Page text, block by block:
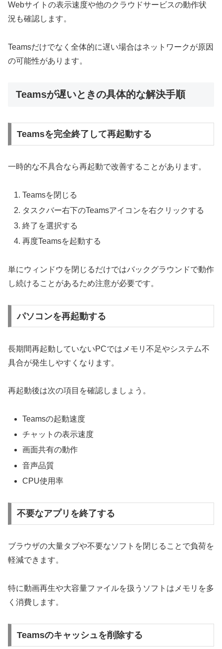
Webサイトの表示速度や他のクラウドサービスの動作状
況も確認します。
Teamsだけでなく全体的に遅い場合はネットワークが原因
の可能性があります。
Teamsが遅いときの具体的な解決手順
Teamsを完全終了して再起動する
一時的な不具合なら再起動で改善することがあります。
Teamsを閉じる
タスクバー右下のTeamsアイコンを右クリックする
終了を選択する
再度Teamsを起動する
単にウィンドウを閉じるだけではバックグラウンドで動作
し続けることがあるため注意が必要です。
パソコンを再起動する
長期間再起動していないPCではメモリ不足やシステム不
具合が発生しやすくなります。
再起動後は次の項目を確認しましょう。
Teamsの起動速度
チャットの表示速度
画面共有の動作
音声品質
CPU使用率
不要なアプリを終了する
ブラウザの大量タブや不要なソフトを閉じることで負荷を
軽減できます。
特に動画再生や大容量ファイルを扱うソフトはメモリを多
く消費します。
Teamsのキャッシュを削除する